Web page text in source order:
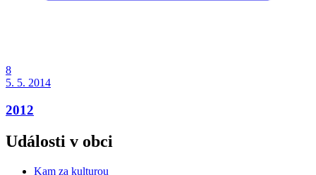
8
5. 5. 2014
2012
Události v obci
Kam za kulturou